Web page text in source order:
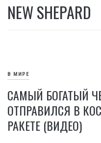
NEW SHEPARD
В МИРЕ
САМЫЙ БОГАТЫЙ
ОТПРАВИЛСЯ В
РАКЕТЕ (ВИДЕО)